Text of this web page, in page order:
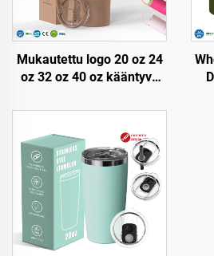
Mukautettu logo 20 oz 24
oz 32 oz 40 oz kääntyvä
kannettava matkamuki
ruostumattomasta
teräksestä, tyhjiöeristetty
muki